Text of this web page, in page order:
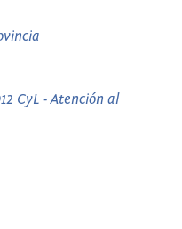
CyL - Atención al